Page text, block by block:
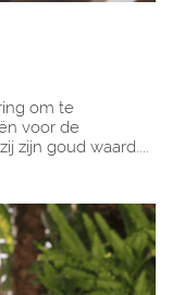
om te
voor de
zijn goud waard....